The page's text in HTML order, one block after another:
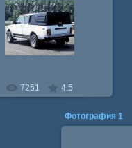
17.10.2009
nivin
7251 4.5
Фотография 1